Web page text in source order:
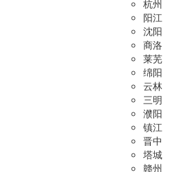
杭州
阳江
沈阳
商洛
莱芜
绵阳
云林
三明
濮阳
镇江
晋中
塔城
赣州